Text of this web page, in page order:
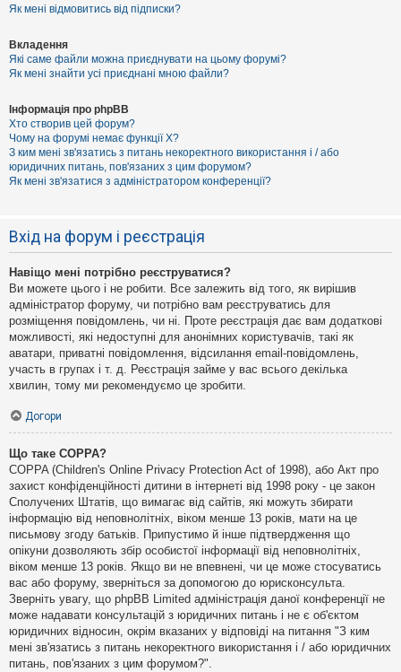
Як мені відмовитись від підписки?
Вкладення
Які саме файли можна приєднувати на цьому форумі?
Як мені знайти усі приєднані мною файли?
Інформація про phpBB
Хто створив цей форум?
Чому на форумі немає функції X?
З ким мені зв'язатись з питань некоректного використання і / або
юридичних питань, пов'язаних з цим форумом?
Як мені зв'язатися з адміністратором конференції?
Вхід на форум і реєстрація
Навіщо мені потрібно реєструватися?
Ви можете цього і не робити. Все залежить від того, як вирішив
адміністратор форуму, чи потрібно вам реєструватись для
розміщення повідомлень, чи ні. Проте реєстрація дає вам додаткові
можливості, які недоступні для анонімних користувачів, такі як
аватари, приватні повідомлення, відсилання email-повідомлень,
участь в групах і т. д. Реєстрація займе у вас всього декілька
хвилин, тому ми рекомендуємо це зробити.
Догори
Що таке COPPA?
COPPA (Children's Online Privacy Protection Act of 1998), або Акт про
захист конфіденційності дитини в інтернеті від 1998 року - це закон
Сполучених Штатів, що вимагає від сайтів, які можуть збирати
інформацію від неповнолітніх, віком менше 13 років, мати на це
письмову згоду батьків. Припустимо й інше підтвердження що
опікуни дозволяють збір особистої інформації від неповнолітніх,
віком менше 13 років. Якщо ви не впевнені, чи це може стосуватись
вас або форуму, зверніться за допомогою до юрисконсульта.
Зверніть увагу, що phpBB Limited адміністрація даної конференції не
може надавати консультацій з юридичних питань і не є об'єктом
юридичних відносин, окрім вказаних у відповіді на питання "З ким
мені зв'язатись з питань некоректного використання і / або юридичних
питань, пов'язаних з цим форумом?".